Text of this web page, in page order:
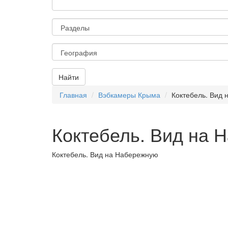
Найти
Главная
Вэбкамеры Крыма Коктебель. Вид
Коктебель. Вид на
Коктебель. Вид на Набережную